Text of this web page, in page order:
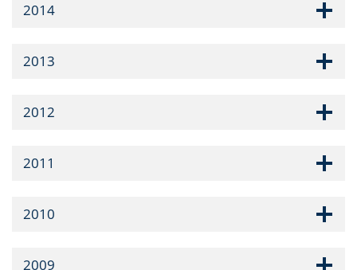
2014
2013
2012
2011
2010
2009